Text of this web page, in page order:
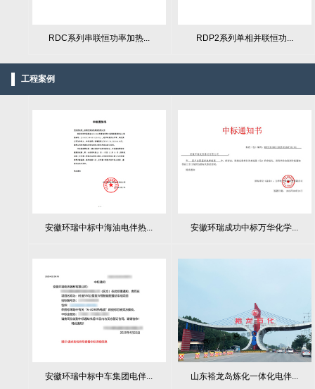
RDC系列串联恒功率加热... RDP2系列单相并联恒功...
工程案例
安徽环瑞中标中海油电伴热... 安徽环瑞成功中标万华化学...
安徽环瑞中标中车集团电伴... 山东裕龙岛炼化一体化电伴...